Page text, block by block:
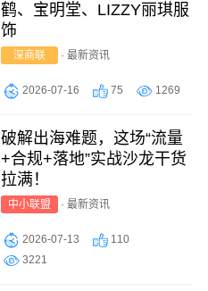
鹤、宝明堂、LIZZY丽琪服
饰
深商联 ·最新资讯
2026-07-16 75 1269
破解出海难题，这场“流量
+合规+落地”实战沙龙干货
拉满！
中小联盟 ·最新资讯
2026-07-13
110
3221